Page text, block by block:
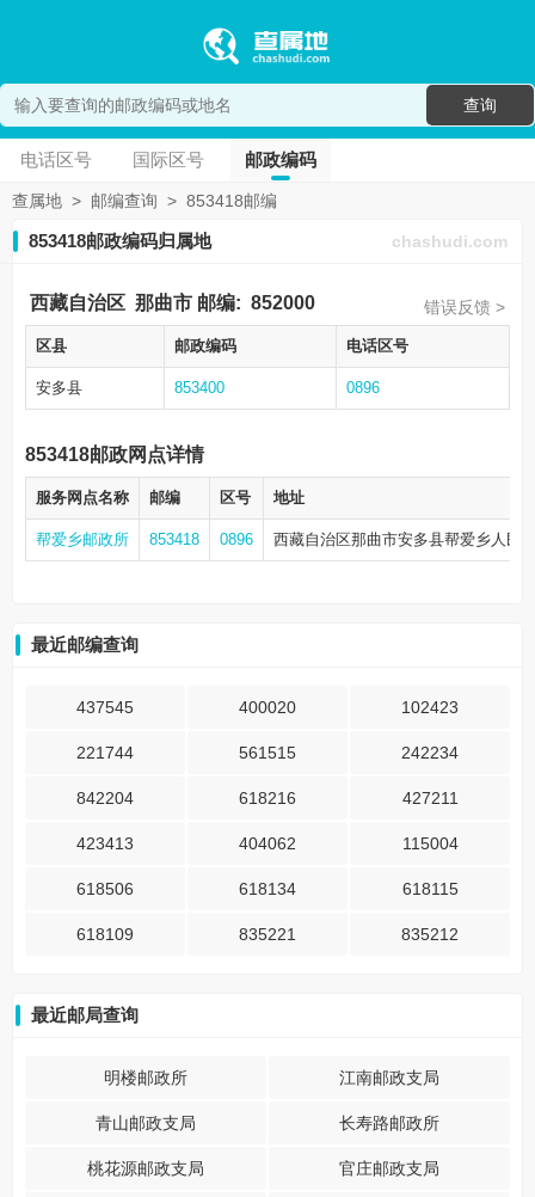
查询
电话区号 国际区号 邮政编码
查属地 > 邮编查询 > 853418邮编
853418邮政编码归属地 chashudi.com
西藏自治区 那曲市 邮编: 852000 错误反馈 >
区县 邮政编码 电话区号
安多县 853400 0896
853418邮政网点详情
服务网点名称 邮编 区号 地址
帮爱乡邮政所 853418 0896 西藏自治区那曲市安多县帮爱乡人民
最近邮编查询
437545 400020 102423
221744 561515 242234
842204 618216 427211
423413 404062 115004
618506 618134 618115
618109 835221 835212
最近邮局查询
明楼邮政所 江南邮政支局
青山邮政支局 长寿路邮政所
桃花源邮政支局 官庄邮政支局